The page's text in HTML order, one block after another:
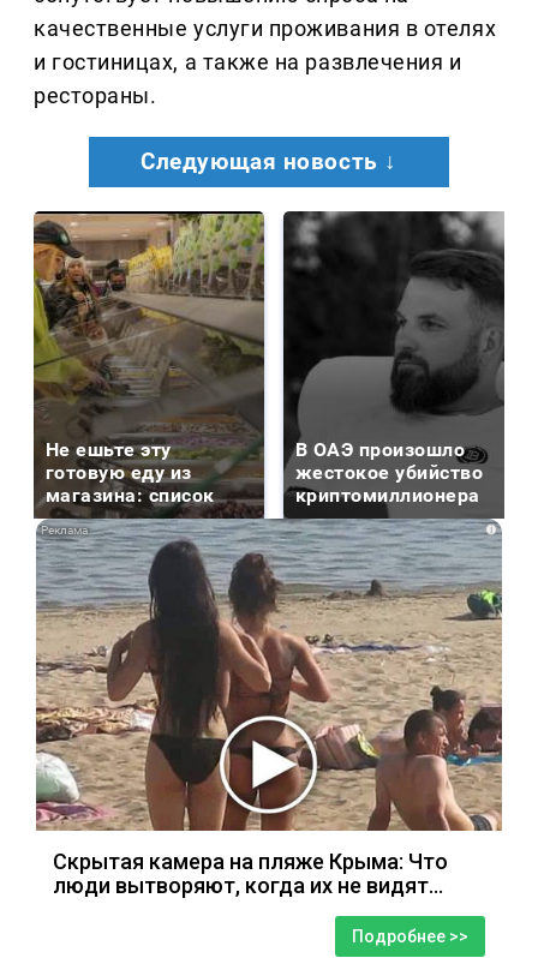
качественные услуги проживания в отелях
и гостиницах, а также на развлечения и
рестораны.
Следующая новость ↓
Не ешьте эту
готовую еду из
магазина: список
В ОАЭ произошло
жестокое убийство
криптомиллионера
i
Скрытая камера на пляже Крыма: Что
люди вытворяют, когда их не видят...
Подробнее >>